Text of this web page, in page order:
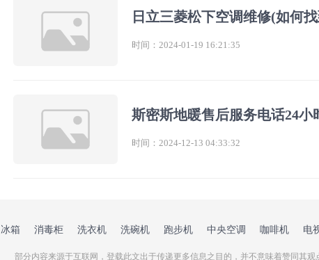
日立三菱松下空调维修(如何
时间：2024-01-19 16:21:35
斯密斯地暖售后服务电话24小
时间：2024-12-13 04:33:32
冰箱 消毒柜 洗衣机 洗碗机 跑步机 中央空调 咖啡机 电
部分内容来源于互联网，登载此文出于传递更多信息之目的，并不意味着赞同其